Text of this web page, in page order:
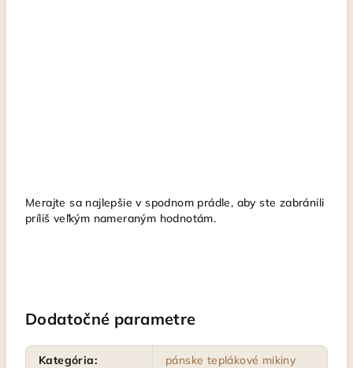
Merajte sa najlepšie v spodnom prádle, aby ste zabránili
príliš veľkým nameraným hodnotám.
Dodatočné parametre
Kategória:
pánske teplákové mikiny